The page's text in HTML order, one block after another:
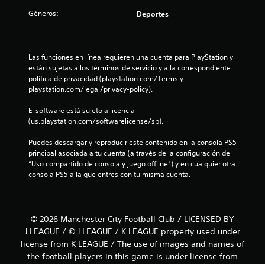
Géneros: Deportes
Las funciones en línea requieren una cuenta para PlayStation y
están sujetas a los términos de servicio y a la correspondiente
política de privacidad (playstation.com/Terms y
playstation.com/legal/privacy-policy).
El software está sujeto a licencia
(us.playstation.com/softwarelicense/sp).
Puedes descargar y reproducir este contenido en la consola PS5
principal asociada a tu cuenta (a través de la configuración de
“Uso compartido de consola y juego offline”) y en cualquier otra
consola PS5 a la que entres con tu misma cuenta.
© 2026 Manchester City Football Club / LICENSED BY
J.LEAGUE / © J.LEAGUE / K LEAGUE property used under
license from K LEAGUE / The use of images and names of
the football players in this game is under license from